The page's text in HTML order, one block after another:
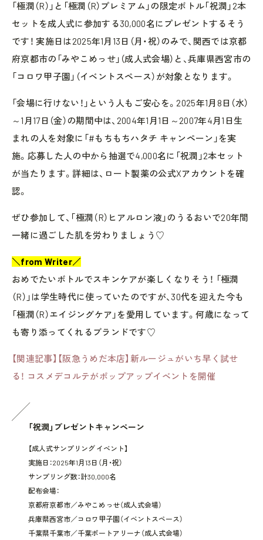
「極潤（R）」と「極潤（R）プレミアム」の限定ボトル「祝潤」2本
セットを成人式に参加する30,000名にプレゼントするそう
です！ 実施日は2025年1月13日（月・祝）のみで、関西では京都
府京都市の「みやこめっせ」（成人式会場）と、兵庫県西宮市の
「コロワ甲子園」（イベントスペース）が対象となります。
「会場に行けない！」という人もご安心を。2025年1月8日（水）
～1月17日（金）の期間中は、2004年1月1日～2007年4月1日生
まれの人を対象に「#もちもちハタチ キャンペーン」を実
施。応募した人の中から抽選で4,000名に「祝潤」2本セット
が当たります。詳細は、ロート製薬の公式Xアカウントを確
認。
ぜひ参加して、「極潤（R）ヒアルロン液」のうるおいで20年間
一緒に過ごした肌を労わりましょう♡
＼from Writer／
おめでたいボトルでスキンケアが楽しくなりそう！ 「極潤
（R）」は学生時代に使っていたのですが、30代を迎えた今も
「極潤（R）エイジングケア」を愛用しています。何歳になって
も寄り添ってくれるブランドです♡
【関連記事】【阪急うめだ本店】新ルージュがいち早く試せ
る！ コスメデコルテがポップアップイベントを開催
「祝潤」プレゼントキャンペーン
【成人式サンプリング イベント】
実施日：2025年1月13日（月・祝）
サンプリング数：計30,000名
配布会場：
京都府京都市／みやこめっせ（成人式会場）
兵庫県西宮市／コロワ甲子園（イベントスペース）
千葉県千葉市／千葉ポートアリーナ（成人式会場）